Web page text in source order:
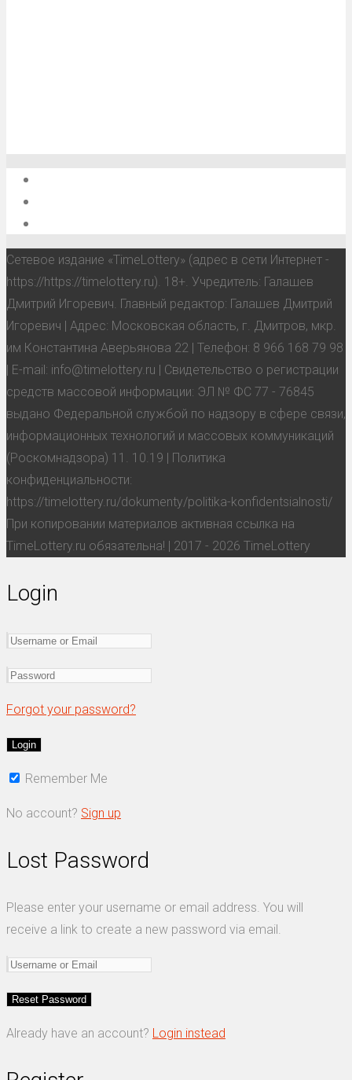
Сетевое издание «TimeLottery» (адрес в сети Интернет -
https://https://timelottery.ru). 18+. Учредитель: Галашев
Дмитрий Игоревич. Главный редактор: Галашев Дмитрий
Игоревич | Адрес: Московская область, г. Дмитров, мкр.
им Константина Аверьянова 22 | Телефон: 8 966 168 79 98
| E-mail: info@timelottery.ru | Свидетельство о регистрации
средств массовой информации: ЭЛ № ФС 77 - 76845
выдано Федеральной службой по надзору в сфере связи,
информационных технологий и массовых коммуникаций
(Роскомнадзора) 11. 10.19 | Политика
конфиденциальности:
https://timelottery.ru/dokumenty/politika-konfidentsialnosti/
При копировании материалов активная ссылка на
TimeLottery.ru обязательна! | 2017 - 2026 TimeLottery
Login
Forgot your password?
Remember Me
No account? Sign up
Lost Password
Please enter your username or email address. You will
receive a link to create a new password via email.
Already have an account? Login instead